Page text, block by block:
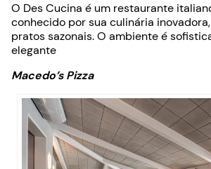
O Des Cucina é um restaurante
conhecido por sua culinária
pratos sazonais. O ambiente é
elegante
Macedo’s Pizza